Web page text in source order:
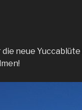
neue